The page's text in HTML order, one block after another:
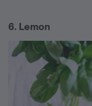
6. Lemon